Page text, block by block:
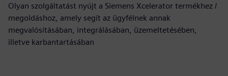
Olyan szolgáltatást nyújt a Siemens Xcelerator termékhez /
megoldáshoz, amely segít az ügyfélnek annak
megvalósításában, integrálásában, üzemeltetésében,
illetve karbantartásában